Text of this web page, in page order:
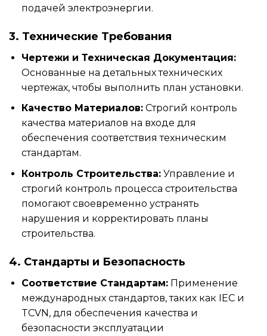
подачей электроэнергии.
3. Технические Требования
Чертежи и Техническая Документация:
Основанные на детальных технических
чертежах, чтобы выполнить план установки.
Качество Материалов:Строгий контроль
качества материалов на входе для
обеспечения соответствия техническим
стандартам.
Контроль Строительства:Управление и
строгий контроль процесса строительства
помогают своевременно устранять
нарушения и корректировать планы
строительства.
4. Стандарты и Безопасность
Соответствие Стандартам:Применение
международных стандартов, таких как IEC и
TCVN, для обеспечения качества и
безопасности эксплуатации